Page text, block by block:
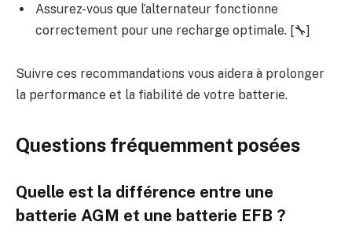
Assurez-vous que l’alternateur fonctionne
correctement pour une recharge optimale. [🔧]
Suivre ces recommandations vous aidera à prolonger
la performance et la fiabilité de votre batterie.
Questions fréquemment posées
Quelle est la différence entre une
batterie AGM et une batterie EFB ?